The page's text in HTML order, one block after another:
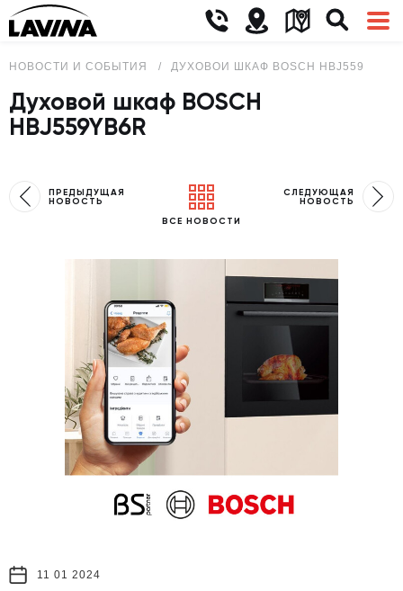
НОВОСТИ И СОБЫТИЯ ДУХОВОЙ ШКАФ BOSCH HBJ559YB6R
Духовой шкаф BOSCH
HBJ559YB6R
ПРЕДЫДУЩАЯ
НОВОСТЬ
ВСЕ НОВОСТИ
СЛЕДУЮЩАЯ
НОВОСТЬ
11 01 2024